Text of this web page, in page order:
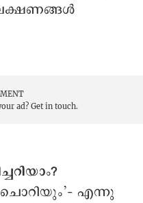
ad? Get in touch.
ചൊറിയും’– എന്നു